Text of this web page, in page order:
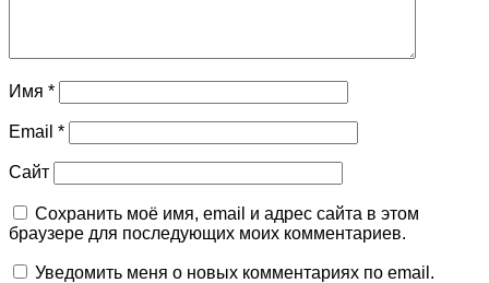
Имя *
Email *
Сайт
Сохранить моё имя, email и адрес сайта в этом
браузере для последующих моих комментариев.
Уведомить меня о новых комментариях по email.